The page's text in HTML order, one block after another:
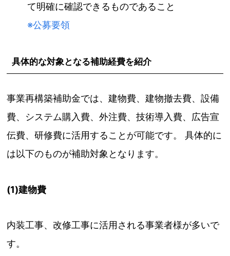
て明確に確認できるものであること
※公募要領
具体的な対象となる補助経費を紹介
事業再構築補助金では、建物費、建物撤去費、設備
費、システム購入費、外注費、技術導入費、広告宣
伝費、研修費に活用することが可能です。 具体的に
は以下のものが補助対象となります。
(1)建物費
内装工事、改修工事に活用される事業者様が多いで
す。